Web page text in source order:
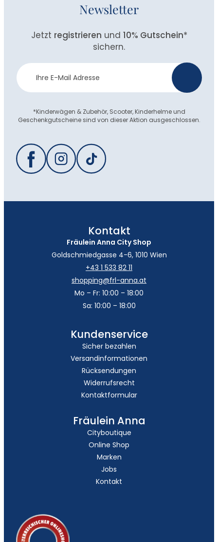
Newsletter
Jetzt registrieren und 10% Gutschein*
sichern.
Newsletter
Anmeldung
*Kinderwägen & Zubehör, Scooter, Kinderhelme und
Geschenkgutscheine sind von dieser Aktion ausgeschlossen.
Kontakt
Fräulein Anna City Shop
Goldschmiedgasse 4-6, 1010 Wien
+43 1 533 82 11
shopping@frl-anna.at
Mo – Fr: 10:00 – 18:00
Sa: 10:00 – 18:00
Kundenservice
Sicher bezahlen
Versandinformationen
Rücksendungen
Widerrufsrecht
Kontaktformular
Fräulein Anna
Cityboutique
Online Shop
Marken
Jobs
Kontakt